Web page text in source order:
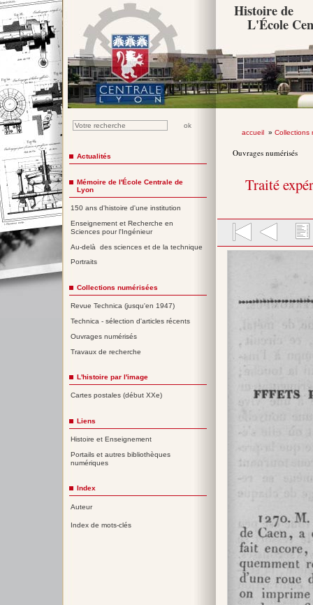
Histoire de
L'École
accueil» Collections
Ouvrages numérisés
Traité
Actualités
Mémoire de l'École Centrale de
Lyon
150 ans d'histoire d'une institution
Enseignement et Recherche en
Sciences pour l'Ingénieur
Au-delà des sciences et de la technique
Portraits
Collections numérisées
Revue Technica (jusqu'en 1947)
Technica - sélection d'articles récents
Ouvrages numérisés
Travaux de recherche
L'histoire par l'image
Cartes postales (début XXe)
Liens
Histoire et Enseignement
Portails et autres bibliothèques
numériques
Index
Auteur
Index de mots-clés